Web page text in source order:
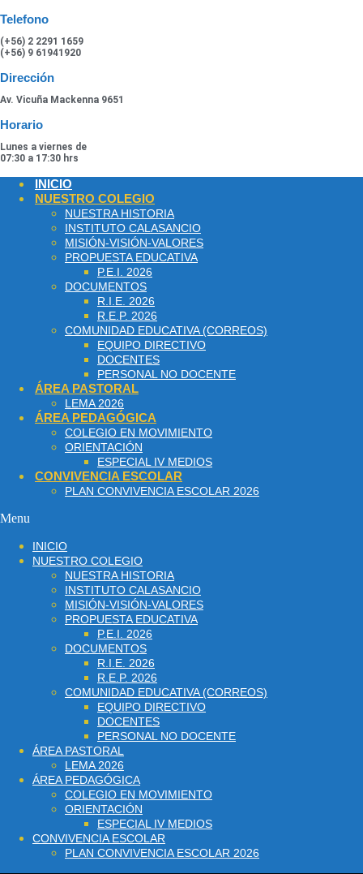
Telefono
(+56) 2 2291 1659
(+56) 9 61941920
Dirección
Av. Vicuña Mackenna 9651
Horario
Lunes a viernes de
07:30 a 17:30 hrs
INICIO
NUESTRO COLEGIO
NUESTRA HISTORIA
INSTITUTO CALASANCIO
MISIÓN-VISIÓN-VALORES
PROPUESTA EDUCATIVA
P.E.I. 2026
DOCUMENTOS
R.I.E. 2026
R.E.P. 2026
COMUNIDAD EDUCATIVA (CORREOS)
EQUIPO DIRECTIVO
DOCENTES
PERSONAL NO DOCENTE
ÁREA PASTORAL
LEMA 2026
ÁREA PEDAGÓGICA
COLEGIO EN MOVIMIENTO
ORIENTACIÓN
ESPECIAL IV MEDIOS
CONVIVENCIA ESCOLAR
PLAN CONVIVENCIA ESCOLAR 2026
Menu
INICIO
NUESTRO COLEGIO
NUESTRA HISTORIA
INSTITUTO CALASANCIO
MISIÓN-VISIÓN-VALORES
PROPUESTA EDUCATIVA
P.E.I. 2026
DOCUMENTOS
R.I.E. 2026
R.E.P. 2026
COMUNIDAD EDUCATIVA (CORREOS)
EQUIPO DIRECTIVO
DOCENTES
PERSONAL NO DOCENTE
ÁREA PASTORAL
LEMA 2026
ÁREA PEDAGÓGICA
COLEGIO EN MOVIMIENTO
ORIENTACIÓN
ESPECIAL IV MEDIOS
CONVIVENCIA ESCOLAR
PLAN CONVIVENCIA ESCOLAR 2026